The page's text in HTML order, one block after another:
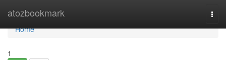
atozbookmark
Home
Home
1